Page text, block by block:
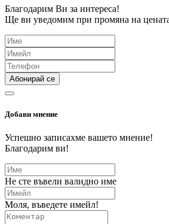
Благодарим Ви за интереса!
Ще ви уведомим при промяна на
Абонирай се
Добави мнение
Успешно записахме вашето мнение!
Благодарим ви!
Не сте въвели валидно име
Моля, въведете имейл!